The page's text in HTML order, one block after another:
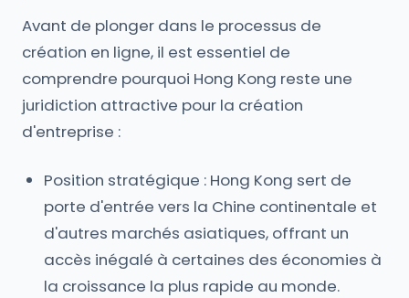
Avant de plonger dans le processus de
création en ligne, il est essentiel de
comprendre pourquoi Hong Kong reste une
juridiction attractive pour la création
d'entreprise :
Position stratégique : Hong Kong sert de
porte d'entrée vers la Chine continentale et
d'autres marchés asiatiques, offrant un
accès inégalé à certaines des économies à
la croissance la plus rapide au monde.